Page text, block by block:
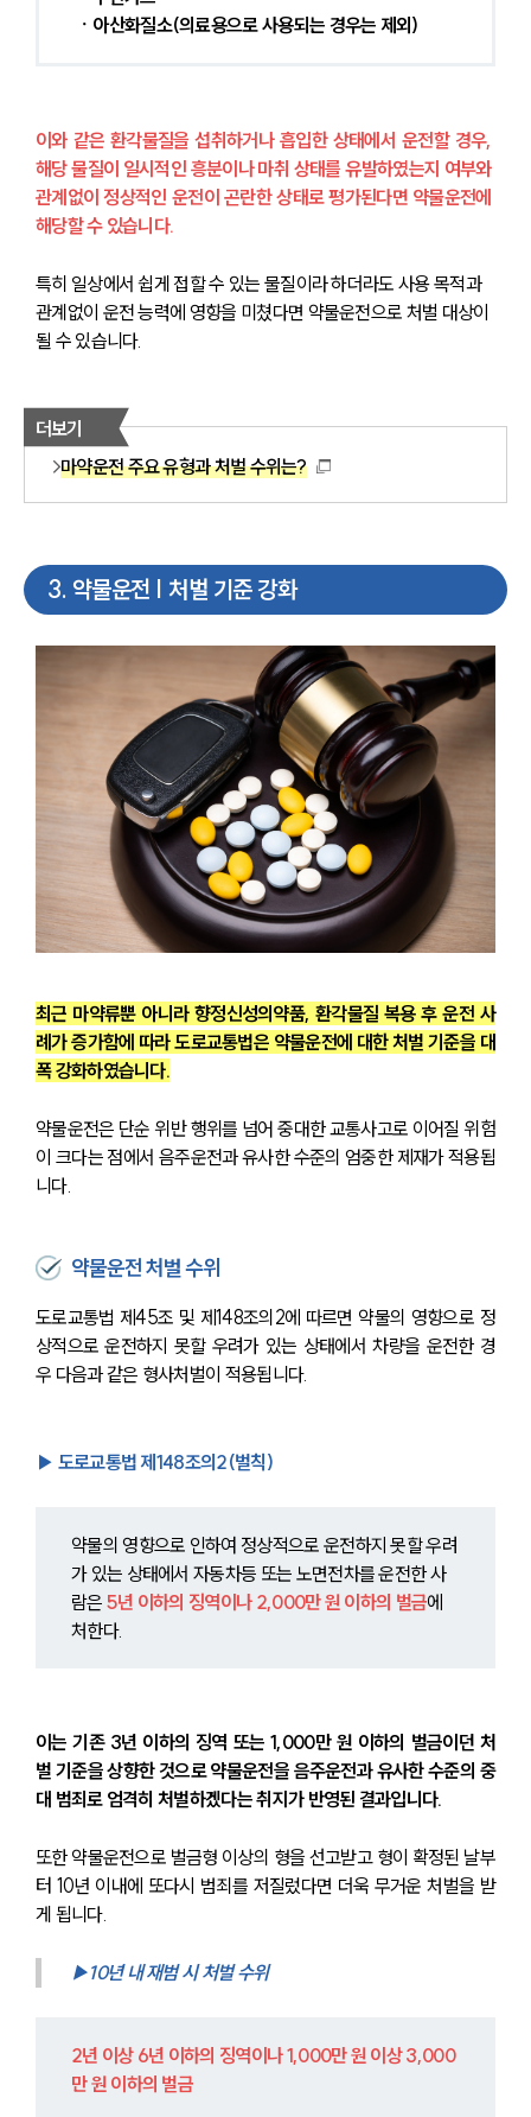
ㆍ아산화질소(의료용으로 사용되는 경우는 제외)
이와 같은 환각물질을 섭취하거나 흡입한 상태에서 운전할 경우,
해당 물질이 일시적인 흥분이나 마취 상태를 유발하였는지 여부와
관계없이 정상적인 운전이 곤란한 상태로 평가된다면 약물운전에
해당할 수 있습니다.
특히 일상에서 쉽게 접할 수 있는 물질이라 하더라도 사용 목적과
관계없이 운전 능력에 영향을 미쳤다면 약물운전으로 처벌 대상이
될 수 있습니다.
더보기
마약운전 주요 유형과 처벌 수위는?
3. 약물운전 | 처벌 기준 강화
최근 마약류뿐 아니라 향정신성의약품, 환각물질 복용 후 운전 사
례가 증가함에 따라 도로교통법은 약물운전에 대한 처벌 기준을 대
폭 강화하였습니다.
약물운전은 단순 위반 행위를 넘어 중대한 교통사고로 이어질 위험
이 크다는 점에서 음주운전과 유사한 수준의 엄중한 제재가 적용됩
니다.
약물운전 처벌 수위
도로교통법 제45조 및 제148조의2에 따르면 약물의 영향으로 정
상적으로 운전하지 못할 우려가 있는 상태에서 차량을 운전한 경
우 다음과 같은 형사처벌이 적용됩니다.
▶ 도로교통법 제148조의2(벌칙)
약물의 영향으로 인하여 정상적으로 운전하지 못할 우려
가 있는 상태에서 자동차등 또는 노면전차를 운전한 사
람은 5년 이하의 징역이나 2,000만 원 이하의 벌금에
처한다.
이는 기존 3년 이하의 징역 또는 1,000만 원 이하의 벌금이던 처
벌 기준을 상향한 것으로 약물운전을 음주운전과 유사한 수준의 중
대 범죄로 엄격히 처벌하겠다는 취지가 반영된 결과입니다.
또한 약물운전으로 벌금형 이상의 형을 선고받고 형이 확정된 날부
터 10년 이내에 또다시 범죄를 저질렀다면 더욱 무거운 처벌을 받
게 됩니다.
▶10년 내 재범 시 처벌 수위
2년 이상 6년 이하의 징역이나 1,000만 원 이상 3,000
만 원 이하의 벌금